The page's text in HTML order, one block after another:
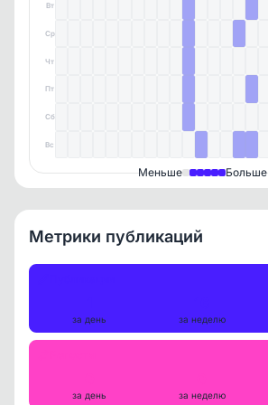
Вт
Ср
Чт
Пт
Сб
Вс
Меньше Больше
Метрики публикаций
за день за неделю
за день за неделю